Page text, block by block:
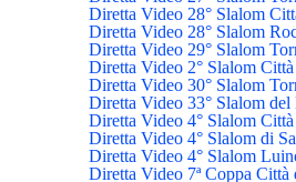
Diretta Video 28° Slalom
Diretta Video 28° Slalom
Diretta Video 29° Slalom
Diretta Video 2° Slalom
Diretta Video 30° Slalom
Diretta Video 33° Slalom del
Diretta Video 4° Slalom
Diretta Video 4° Slalom di
Diretta Video 4° Slalom
Diretta Video 7ª Coppa Città